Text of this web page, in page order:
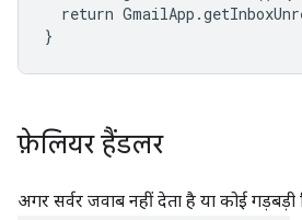
return
}
फ़ेलियर हैंडलर
अगर सर्वर जवाब नहीं देता है या कोई गड़बड़ी